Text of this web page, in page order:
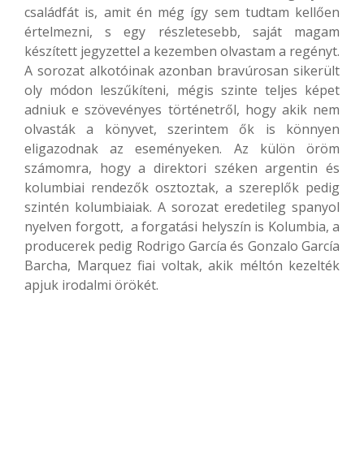
családfát is, amit én még így sem tudtam kellően
értelmezni, s egy részletesebb, saját magam
készített jegyzettel a kezemben olvastam a regényt.
A sorozat alkotóinak azonban bravúrosan sikerült
oly módon leszűkíteni, mégis szinte teljes képet
adniuk e szövevényes történetről, hogy akik nem
olvasták a könyvet, szerintem ők is könnyen
eligazodnak az eseményeken. Az külön öröm
számomra, hogy a direktori széken argentin és
kolumbiai rendezők osztoztak, a szereplők pedig
szintén kolumbiaiak. A sorozat eredetileg spanyol
nyelven forgott, a forgatási helyszín is Kolumbia, a
producerek pedig Rodrigo García és Gonzalo García
Barcha, Marquez fiai voltak, akik méltón kezelték
apjuk irodalmi örökét.